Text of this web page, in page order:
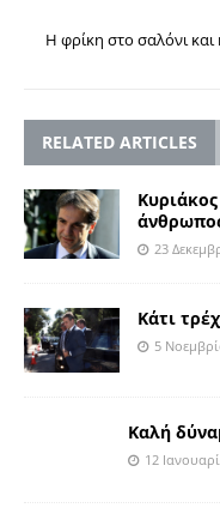
Η φρίκη στο σαλόνι
RELATED ARTICLES
23
Κάτι
5
Καλή
12